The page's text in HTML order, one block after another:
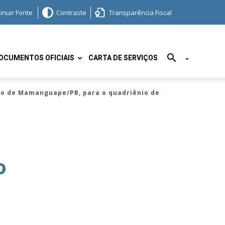
Fonte Contraste Transparência Fiscal
OFICIAIS CARTA DE SERVIÇOS
de Mamanguape/PB, para o quadriênio de